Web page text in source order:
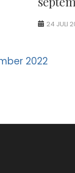
24 JULI
2022